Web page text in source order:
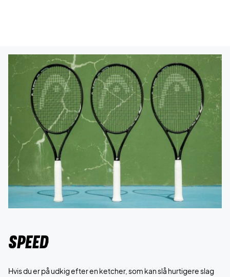
Speed
Hvis du er på udkig efter en ketcher, som kan slå hurtigere slag